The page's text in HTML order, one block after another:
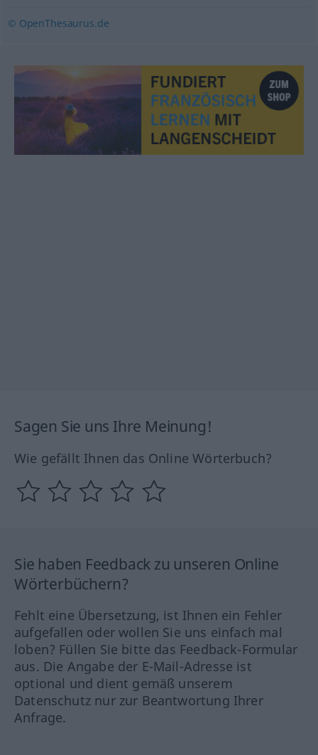
© OpenThesaurus.de
Sagen Sie uns Ihre Meinung!
Wie gefällt Ihnen das Online Wörterbuch?
Sie haben Feedback zu unseren Online
Wörterbüchern?
Fehlt eine Übersetzung, ist Ihnen ein Fehler
aufgefallen oder wollen Sie uns einfach mal
loben? Füllen Sie bitte das Feedback-Formular
aus. Die Angabe der E-Mail-Adresse ist
optional und dient gemäß unserem
Datenschutz nur zur Beantwortung Ihrer
Anfrage.